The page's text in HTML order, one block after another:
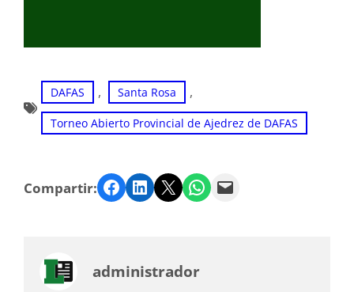
DAFAS , Santa Rosa ,
Torneo Abierto Provincial de Ajedrez de DAFAS
Compartir: Facebook LinkedIn Twitter WhatsApp Email
administrador